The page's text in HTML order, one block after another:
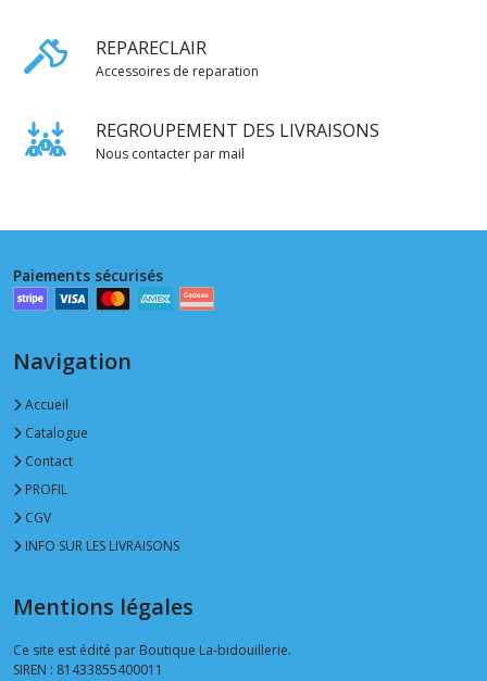
REPARECLAIR
Accessoires de reparation
REGROUPEMENT DES LIVRAISONS
Nous contacter par mail
Paiements sécurisés
Navigation
Accueil
Catalogue
Contact
PROFIL
CGV
INFO SUR LES LIVRAISONS
Mentions légales
Ce site est édité par Boutique La-bidouillerie.
SIREN : 81433855400011